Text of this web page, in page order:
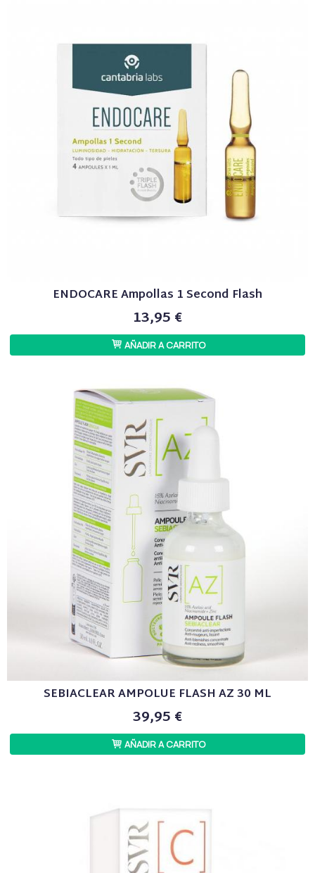
ENDOCARE Ampollas 1 Second Flash
13,95 €
AÑADIR A CARRITO
SEBIACLEAR AMPOLUE FLASH AZ 30 ML
39,95 €
AÑADIR A CARRITO